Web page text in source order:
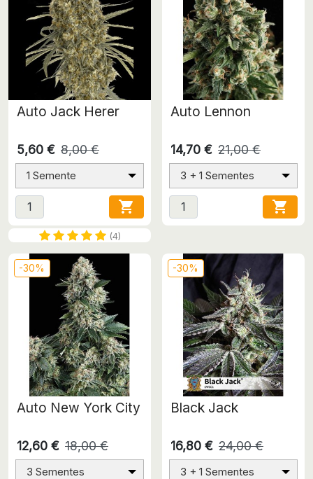
Auto Jack Herer
5,60 € 8,00 €
1 Semente

(4)
Auto Lennon
14,70 € 21,00 €
3 + 1 Sementes

-30%
Auto New York City
12,60 € 18,00 €
3 Sementes
-30%
Black Jack
16,80 € 24,00 €
3 + 1 Sementes